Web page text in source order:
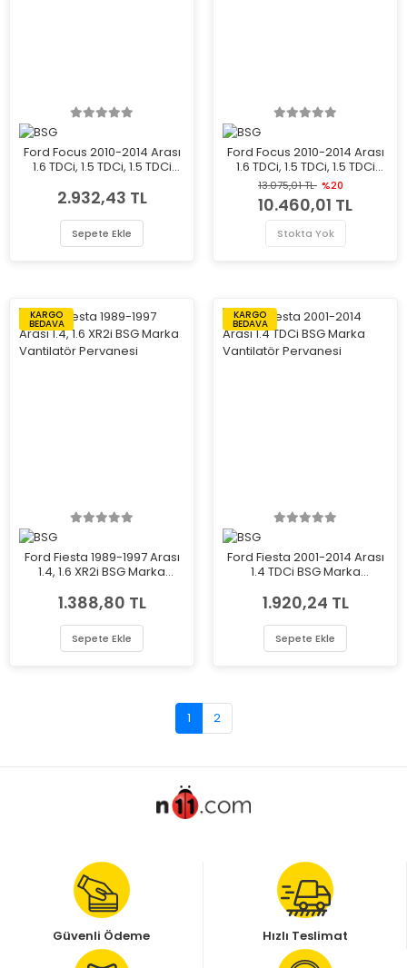
Ford Focus 2010-2014 Arası
1.6 TDCi, 1.5 TDCi, 1.5 TDCi
Vantilatör Pervanesi
2.932,43 TL
Sepete Ekle
Ford Focus 2010-2014 Arası
1.6 TDCi, 1.5 TDCi, 1.5 TDCi
ECOnetic BSG Marka
Vantilatör Pervanesi
13.075,01 TL %20
10.460,01 TL
Stokta Yok
KARGO
BEDAVA
Ford Fiesta 1989-1997 Arası
1.4, 1.6 XR2i BSG Marka
1.388,80 TL
Sepete Ekle
KARGO
BEDAVA
Ford Fiesta 2001-2014 Arası
1.4 TDCi BSG Marka
1.920,24 TL
Sepete Ekle
1 2
Güvenli Ödeme Hızlı Teslimat